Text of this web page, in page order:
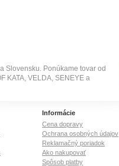
Slovensku. Ponúkame tovar od
KATA, VELDA, SENEYE a
Informácie
Cena dopravy
Ochrana osobných údajov
Reklamačný poriadok
Ako nakupovať
Spôsob platby